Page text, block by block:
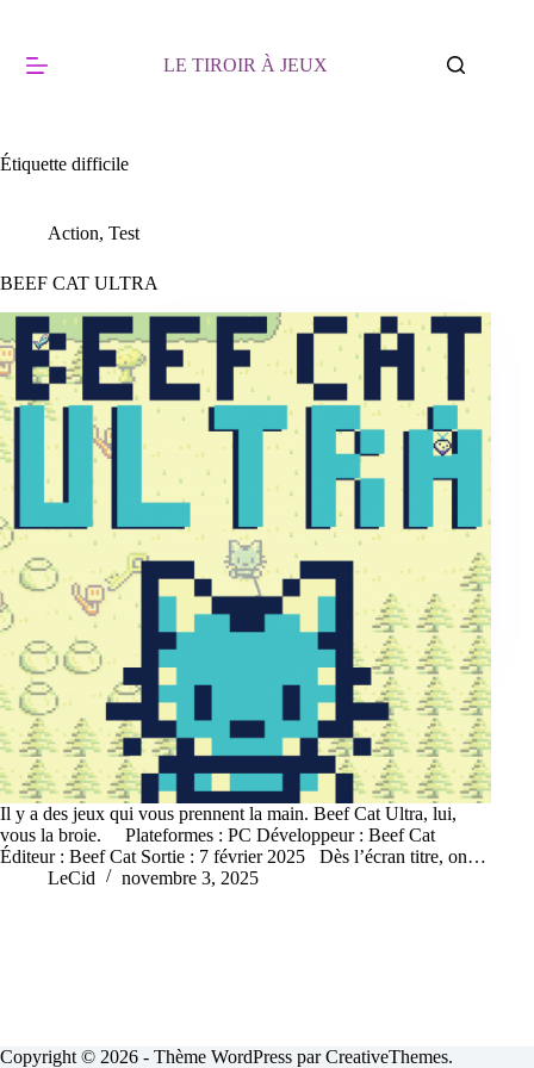
LE TIROIR À JEUX
Étiquette difficile
Action, Test
BEEF CAT ULTRA
Il y a des jeux qui vous prennent la main. Beef Cat Ultra, lui,
vous la broie. Plateformes : PC Développeur : Beef Cat
Éditeur : Beef Cat Sortie : 7 février 2025 Dès l’écran titre, on…
LeCid
novembre 3, 2025
Copyright © 2026 - Thème WordPress parCreativeThemes.